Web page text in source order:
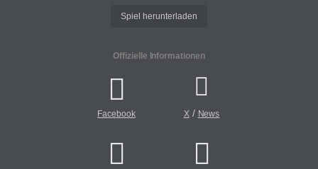
Spiel herunterladen
Offizielle Informationen
Facebook X/ News